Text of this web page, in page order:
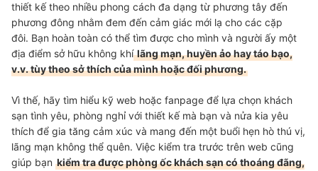
thiết kế theo nhiều phong cách đa dạng từ phương tây đến
phương đông nhằm đem đến cảm giác mới lạ cho các cặp
đôi. Bạn hoàn toàn có thể tìm được cho mình và người ấy một
địa điểm sở hữu không khílãng mạn, huyền ảo hay táo bạo,
v.v. tùy theo sở thích của mình hoặc đối phương.
Vì thế, hãy tìm hiểu kỹ web hoặc fanpage để lựa chọn khách
sạn tình yêu, phòng nghỉ với thiết kế mà bạn và nửa kia yêu
thích để gia tăng cảm xúc và mang đến một buổi hẹn hò thú vị,
lãng mạn không thể quên. Việc kiểm tra trước trên web cũng
giúp bạn kiểm tra được phòng ốc khách sạn có thoáng đãng,